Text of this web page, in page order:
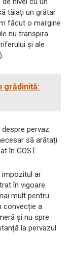
tăiați un grătar
făcut o margine
nu transpira
și ale
grădiniță:
pervaz.
să arătați
în GOST.
impozitul ar
în vigoare.
mult pentru
convecție a
și nu spre
la pervazul